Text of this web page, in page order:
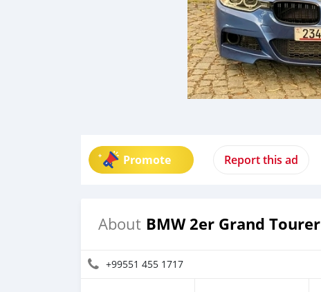
Promote Report this ad
About BMW 2er Grand Tourer
+99551 455 1717